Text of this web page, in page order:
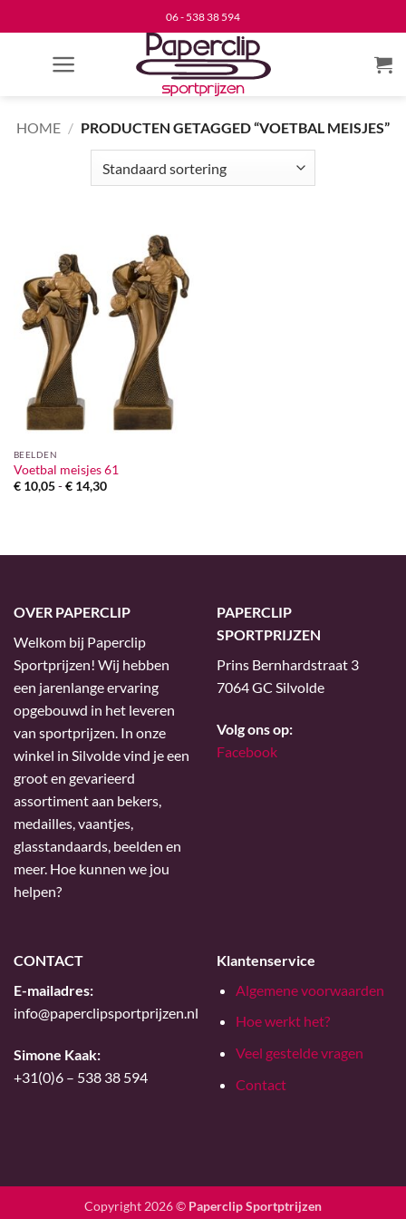
naar
06 - 538 38 594
HOME / PRODUCTEN GETAGGED “VOETBAL MEISJES”
BEELDEN
Voetbal meisjes 61
€10,05 - €14,30Prijsklasse:
OVER PAPERCLIP
Welkom bij Paperclip
Sportprijzen! Wij hebben
een jarenlange ervaring
opgebouwd in het leveren
van sportprijzen. In onze
winkel in Silvolde vind je een
groot en gevarieerd
assortiment aan bekers,
medailles, vaantjes,
glasstandaards, beelden en
meer. Hoe kunnen we jou
helpen?
PAPERCLIP
SPORTPRIJZEN
Prins Bernhardstraat 3
7064 GC Silvolde
Volg ons op:
Facebook
CONTACT
E-mailadres:
info@paperclipsportprijzen.nl
Simone Kaak:
+31(0)6 – 538 38 594
Klantenservice
Algemene voorwaarden
Hoe werkt het?
Veel gestelde vragen
Contact
Copyright 2026 © Paperclip Sportptrijzen